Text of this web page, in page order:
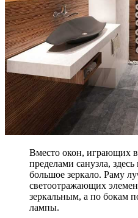
Вместо окон, играющих
пределами санузла,
большое зеркало. Раму
светоотражающих
зеркальным, а по бокам
лампы.